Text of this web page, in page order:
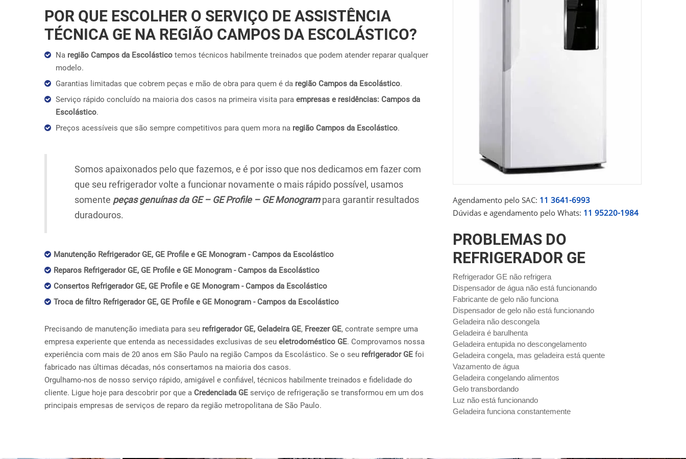
POR QUE ESCOLHER O SERVIÇO DE ASSISTÊNCIA
TÉCNICA GE NA REGIÃO CAMPOS DA ESCOLÁSTICO?
Na região Campos da Escolástico temos técnicos habilmente treinados que podem atender reparar qualquer
modelo.
Garantias limitadas que cobrem peças e mão de obra para quem é da região Campos da Escolástico.
Serviço rápido concluído na maioria dos casos na primeira visita para empresas e residências: Campos da
Escolástico.
Preços acessíveis que são sempre competitivos para quem mora na região Campos da Escolástico.
Somos apaixonados pelo que fazemos, e é por isso que nos dedicamos em fazer com
que seu refrigerador volte a funcionar novamente o mais rápido possível, usamos
somente peças genuínas da GE – GE Profile – GE Monogrampara garantir resultados
duradouros.
Manutenção Refrigerador GE, GE Profile e GE Monogram - Campos da Escolástico
Reparos Refrigerador GE, GE Profile e GE Monogram - Campos da Escolástico
Consertos Refrigerador GE, GE Profile e GE Monogram - Campos da Escolástico
Troca de filtro Refrigerador GE, GE Profile e GE Monogram - Campos da Escolástico
Precisando de manutenção imediata para seu refrigerador GE, Geladeira GE, Freezer GE, contrate sempre uma
empresa experiente que entenda as necessidades exclusivas de seu eletrodoméstico GE. Comprovamos nossa
experiência com mais de 20 anos em São Paulo na região Campos da Escolástico. Se o seu refrigerador GE foi
fabricado nas últimas décadas, nós consertamos na maioria dos casos.
Orgulhamo-nos de nosso serviço rápido, amigável e confiável, técnicos habilmente treinados e fidelidade do
cliente. Ligue hoje para descobrir por que a Credenciada GE serviço de refrigeração se transformou em um dos
principais empresas de serviços de reparo da região metropolitana de São Paulo.
Agendamento pelo SAC: 11 3641-6993
Dúvidas e agendamento pelo Whats: 11 95220-1984
PROBLEMAS DO
REFRIGERADOR GE
Refrigerador GE não refrigera
Dispensador de água não está funcionando
Fabricante de gelo não funciona
Dispensador de gelo não está funcionando
Geladeira não descongela
Geladeira é barulhenta
Geladeira entupida no descongelamento
Geladeira congela, mas geladeira está quente
Vazamento de água
Geladeira congelando alimentos
Gelo transbordando
Luz não está funcionando
Geladeira funciona constantemente